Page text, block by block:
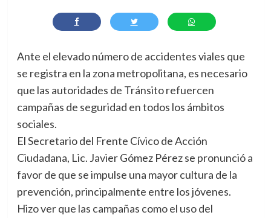
Ante el elevado número de accidentes viales que
se registra en la zona metropolitana, es necesario
que las autoridades de Tránsito refuercen
campañas de seguridad en todos los ámbitos
sociales.
El Secretario del Frente Cívico de Acción
Ciudadana, Lic. Javier Gómez Pérez se pronunció a
favor de que se impulse una mayor cultura de la
prevención, principalmente entre los jóvenes.
Hizo ver que las campañas como el uso del